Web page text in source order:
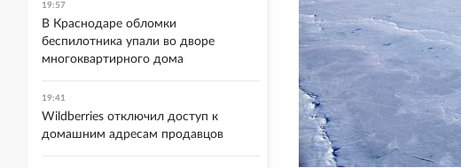
19:57
В Краснодаре обломки
беспилотника упали во дворе
многоквартирного дома
19:41
Wildberries отключил доступ к
домашним адресам продавцов